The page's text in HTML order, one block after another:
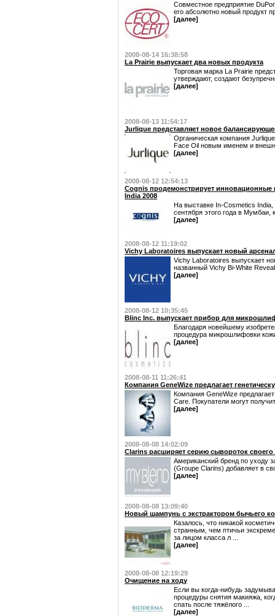
Совместное предприятие
его абсолютно новый продукт
[далее]
2008-08-14 16:38:58
La Prairie выпускает два новых продукта
Торговая марка La Prairie
утверждают, создают
[далее]
2008-08-13 11:54:17
Jurlique представляет новое
Органическая компания
Face Oil новым именем и
[далее]
2008-08-12 12:54:13
Cognis продемонстрирует инновационные
India 2008
На выставке In-Cosmetics India,
сентября этого года в Мумбаи,
[далее]
2008-08-12 11:19:02
Vichy Laboratoires выпускает новый
Vichy Laboratoires выпускает
названный Vichy Bi-White
[далее]
2008-08-12 10:35:45
Blinc Inc. выпускает прибор для
Благодаря новейшему
процедура микрошлифовки
[далее]
2008-08-11 11:26:41
Компания GeneWize предлагает
Компания GeneWize
Care. Покупатели могут
[далее]
2008-08-08 14:02:09
Clarins расширяет серию сывороток
Американский бренд по уходу
(Groupe Clarins) добавляет в
[далее]
2008-08-08 13:09:40
Новый шампунь с экстрактором бычьего
Казалось, что никакой
странным, чем птичьи
за лицом класса л ...
[далее]
2008-08-08 12:19:29
Очищение на ходу
Если вы когда-нибудь
процедуры снятия макияжа,
спать после тяжёлого ...
[далее]